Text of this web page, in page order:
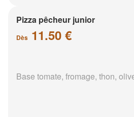
Pizza pêcheur junior
Dès 11.50 €
Base tomate, fromage, thon,